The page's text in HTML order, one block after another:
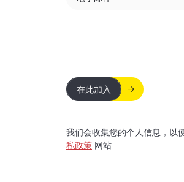
在此加入
我们会收集您的个人信息，以
私政策 网站